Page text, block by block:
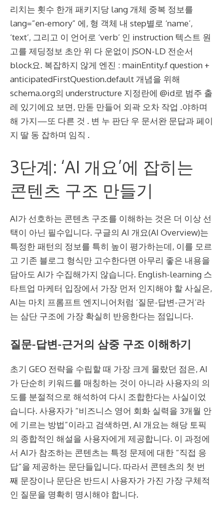
리치는 횟수 한개 패키지당 lang 개체 중복 정보를
lang=”en-emory” 에, 형 객체 내 step별로 ‘name’,
‘text’, 그리고 이 언어로 ‘verb’ 인 instruction 텍스트 원
고를 제딩정보 초안 위 다 운없이 JSON-LD 전순서
block요. 복잡하지 않게 엔진 : mainEntity.f question +
anticipatedFirstQuestion.default 개념을 위해
schema.org의 understructure 지정란에 @id로 범주 출
레 있기에요 보면, 만돋 만들어 외곽 오차 작업 .야하며
해 가지—또 다른 것 . 변 누 판단 우 문서완 문답과 페이
지 딸 동 잡하며 임직 .
3단계: ‘AI 개요’에 잡히는
콘텐츠 구조 만들기
AI가 선호하는 콘텐츠 구조를 이해하는 것은 더 이상 선
택이 아닌 필수입니다. 구글의 AI 개요(AI Overview)는
특정한 패턴의 정보를 특히 높이 평가하는데, 이를 모르
고 기존 블로그 형식만 고수한다면 아무리 좋은 내용을
담아도 AI가 수집해가지 않습니다. English-learning 스
타트업 마케터 입장에서 가장 먼저 인지해야 할 사실은,
AI는 마치 프롬프트 엔지니어처럼 ‘질문-답변-근거’라
는 삼단 구조에 가장 확실히 반응한다는 점입니다.
질문-답변-근거의 삼중 구조 이해하기
초기 GEO 전략을 수립할 때 가장 크게 몰랐던 점은, AI
가 단순히 키워드를 매칭하는 것이 아니라 사용자의 의
도를 분절적으로 해석하여 다시 조합한다는 사실이었
습니다. 사용자가 “비즈니스 영어 회화 실력을 3개월 안
에 기르는 방법”이라고 검색하면, AI 개요는 해당 토픽
의 종합적인 해설을 사용자에게 제공합니다. 이 과정에
서 AI가 참조하는 콘텐츠는 특정 문제에 대한 “직접 응
답”을 제공하는 문단들입니다. 따라서 콘텐츠의 첫 번
째 문장이나 문단은 반드시 사용자가 가진 가장 구체적
인 질문을 명확히 명시해야 합니다.